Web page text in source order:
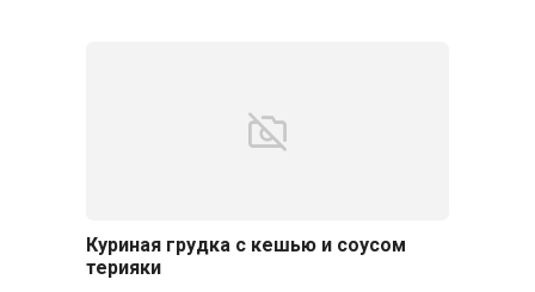
Куриная грудка с кешью и соусом
терияки